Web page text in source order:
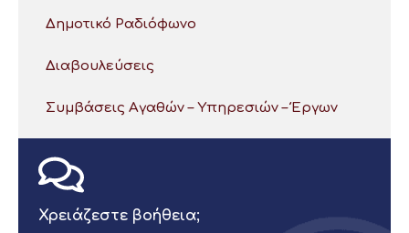
Δημοτικό Ραδιόφωνο
Διαβουλεύσεις
Συμβάσεις Αγαθών – Υπηρεσιών – Έργων
Χρειάζεστε βοήθεια;